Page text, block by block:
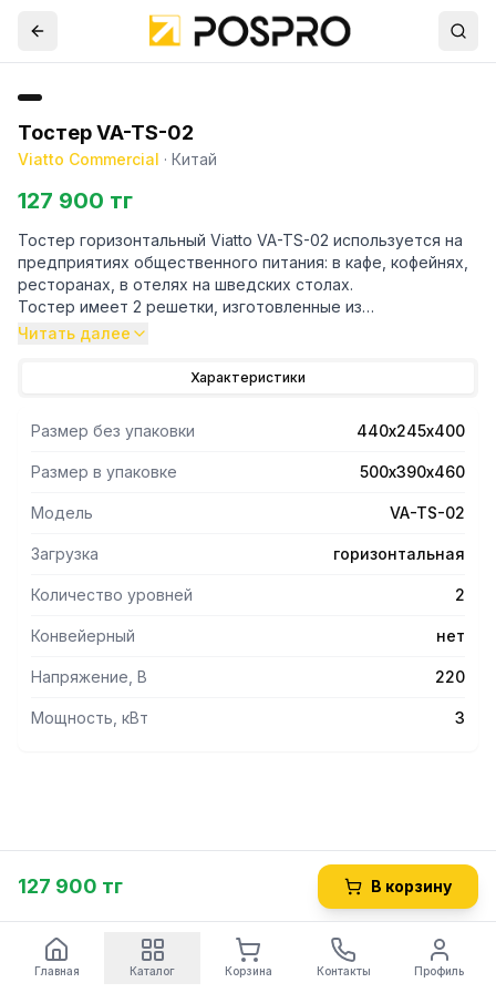
Тостер VA-TS-02
Viatto Commercial · Китай
127 900 тг
Тостер горизонтальный Viatto VA-TS-02 используется на
предприятиях общественного питания: в кафе, кофейнях,
ресторанах, в отелях на шведских столах.
Тостер имеет 2 решетки, изготовленные из
никелированного железа. Размер решетки 352х224мм.
В качестве нагревательных элементов используются
Тостер оснащен механической панелью управления:
таймером на 15 минут и переключателем, регулирующим
работу нагревательных элементов.
Производительность – до 300 тостов/час.
Читать далее
Характеристики
Размер без упаковки 440х245х400
Размер в упаковке 500х390х460
Модель VA-TS-02
Загрузка горизонтальная
Количество уровней 2
Конвейерный нет
Напряжение, В 220
Мощность, кВт 3
127 900 тг В корзину
Главная Каталог Корзина Контакты Профиль